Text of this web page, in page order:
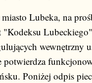
Lubeka, na
"Kodeksu
wewnętrzny
potwierdza
Poniżej odpis